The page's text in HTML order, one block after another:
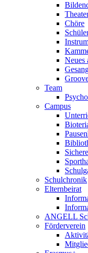
Chöre
Neues
Team
Campus
Schulchronik
Elternbeirat
ANGELL
Förderverein